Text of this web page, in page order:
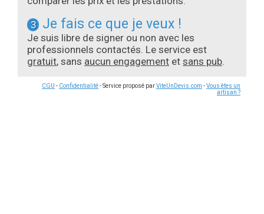
3 Je fais ce que je veux !
Je suis libre de signer ou non avec les
professionnels contactés. Le service est
gratuit, sans aucun engagement et sans pub.
CGU - Confidentialité- Service proposé parViteUnDevis.com -Vous êtes un
artisan ?